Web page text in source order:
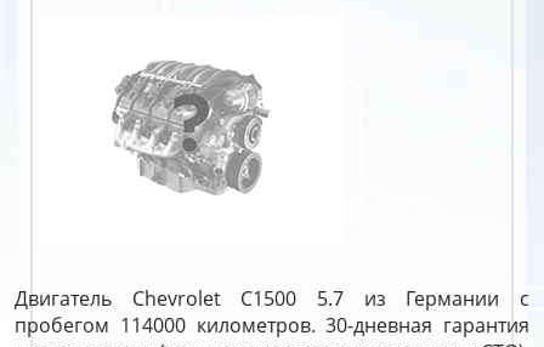
Двигатель Chevrolet C1500 5.7 из Германии с
пробегом 114000 километров. 30-дневная гарантия